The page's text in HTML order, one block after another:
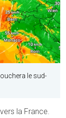
le sud-
la France.